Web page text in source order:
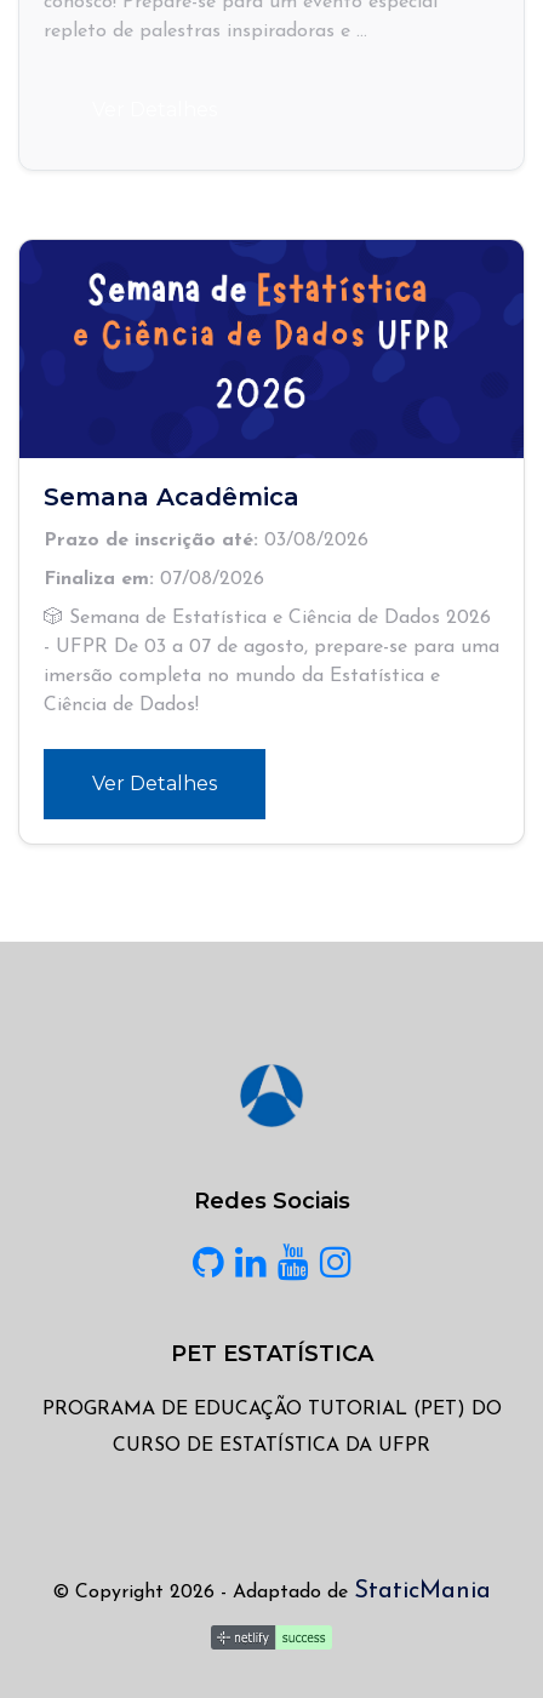
repleto de palestras inspiradoras e …
Semana Acadêmica
Prazo de inscrição até: 03/08/2026
Finaliza em: 07/08/2026
🎲 Semana de Estatística e Ciência de Dados 2026
- UFPR De 03 a 07 de agosto, prepare-se para uma
imersão completa no mundo da Estatística e
Ciência de Dados!
Ver Detalhes
Redes Sociais
PET ESTATÍSTICA
PROGRAMA DE EDUCAÇÃO TUTORIAL (PET) DO
CURSO DE ESTATÍSTICA DA UFPR
© Copyright 2026 - Adaptado de StaticMania